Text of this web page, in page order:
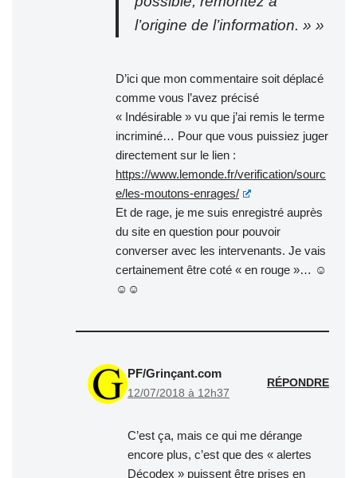
l’origine de l’information. » »
D’ici que mon commentaire soit déplacé
comme vous l’avez précisé
« Indésirable » vu que j’ai remis le terme
incriminé… Pour que vous puissiez juger
directement sur le lien :
https://www.lemonde.fr/verification/sourc
e/les-moutons-enrages/
Et de rage, je me suis enregistré auprès
du site en question pour pouvoir
converser avec les intervenants. Je vais
certainement être coté « en rouge »… ☺
☺☺
PF/Grinçant.com
12/07/2018 à 12h37
RÉPONDRE
C’est ça, mais ce qui me dérange
encore plus, c’est que des « alertes
Décodex » puissent être prises en